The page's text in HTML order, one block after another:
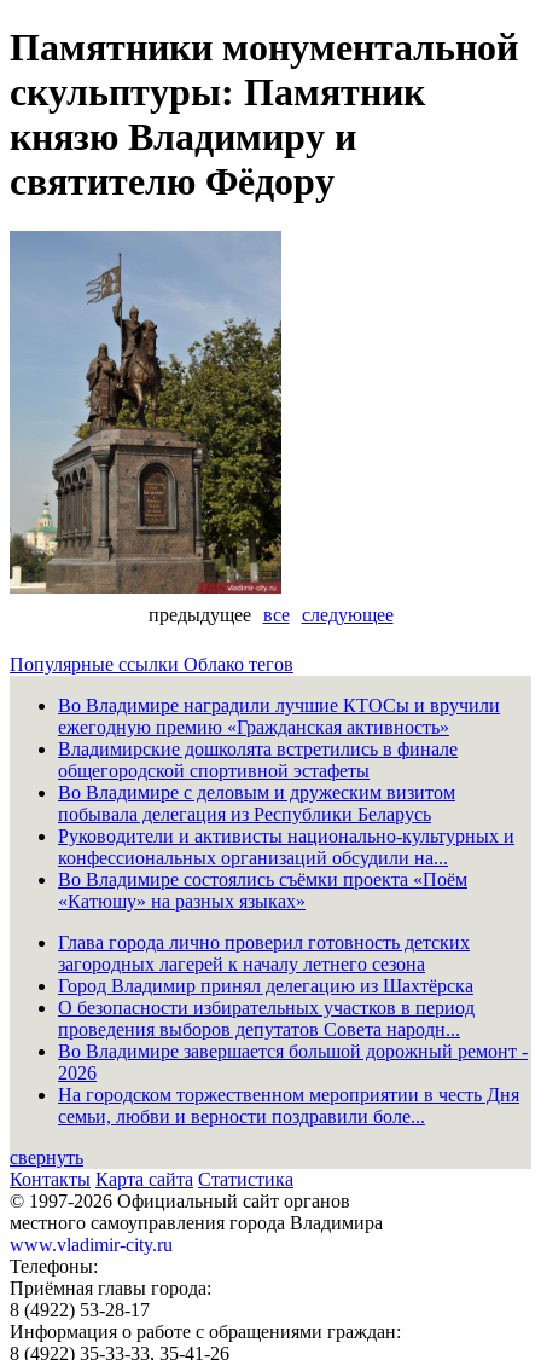
Памятники монументальной
скульптуры: Памятник
князю Владимиру и
святителю Фёдору
предыдущее все следующее
Популярные ссылки Облако тегов
Во Владимире наградили лучшие КТОСы и вручили
ежегодную премию «Гражданская активность»
Владимирские дошколята встретились в финале
общегородской спортивной эстафеты
Во Владимире с деловым и дружеским визитом
побывала делегация из Республики Беларусь
Руководители и активисты национально-культурных и
конфессиональных организаций обсудили на...
Во Владимире состоялись съёмки проекта «Поём
«Катюшу» на разных языках»
Глава города лично проверил готовность детских
загородных лагерей к началу летнего сезона
Город Владимир принял делегацию из Шахтёрска
О безопасности избирательных участков в период
проведения выборов депутатов Совета народн...
Во Владимире завершается большой дорожный ремонт -
2026
На городском торжественном мероприятии в честь Дня
семьи, любви и верности поздравили боле...
свернуть
Контакты Карта сайта Статистика
© 1997-2026 Официальный сайт органов
местного самоуправления города Владимира
www.vladimir-city.ru
Телефоны:
Приёмная главы города:
8 (4922) 53-28-17
Информация о работе с обращениями граждан:
8 (4922) 35-33-33, 35-41-26